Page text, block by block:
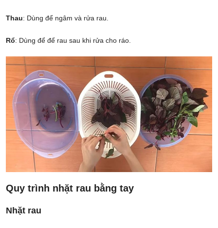
Thau: Dùng để ngâm và rửa rau.
Rổ: Dùng để để rau sau khi rửa cho ráo.
Quy trình nhặt rau bằng tay
Nhặt rau